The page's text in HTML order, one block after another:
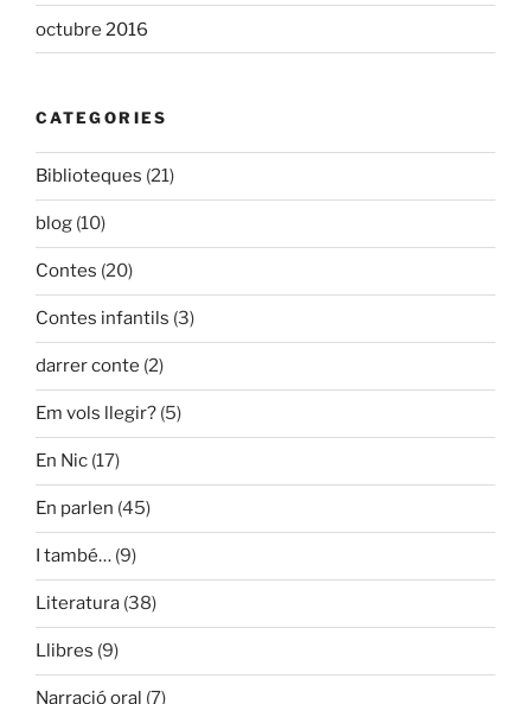
octubre 2016
CATEGORIES
Biblioteques (21)
blog (10)
Contes (20)
Contes infantils (3)
darrer conte (2)
Em vols llegir? (5)
En Nic (17)
En parlen (45)
I també… (9)
Literatura (38)
Llibres (9)
Narració oral (7)